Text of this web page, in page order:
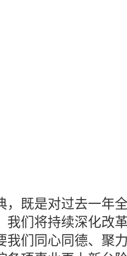
，既是对过去一年
我们将持续深化改
我们同心同德、聚